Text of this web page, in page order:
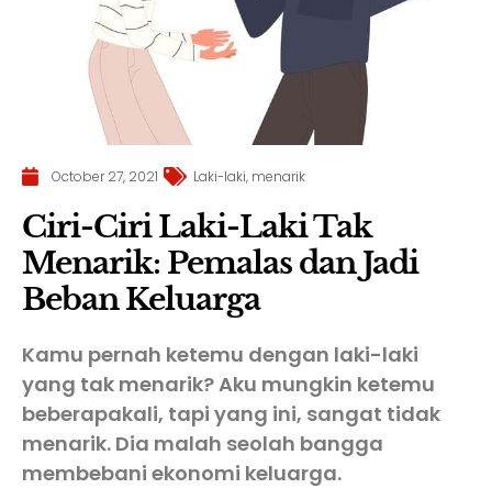
October 27, 2021 Laki-laki, menarik
Ciri-Ciri Laki-Laki Tak
Menarik: Pemalas dan Jadi
Beban Keluarga
Kamu pernah ketemu dengan laki-laki
yang tak menarik? Aku mungkin ketemu
beberapakali, tapi yang ini, sangat tidak
menarik. Dia malah seolah bangga
membebani ekonomi keluarga.